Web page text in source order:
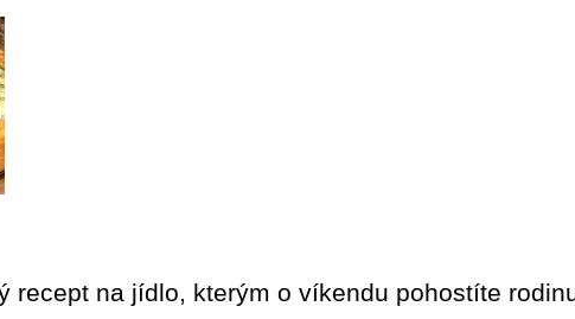
recept na jídlo, kterým o víkendu pohostíte